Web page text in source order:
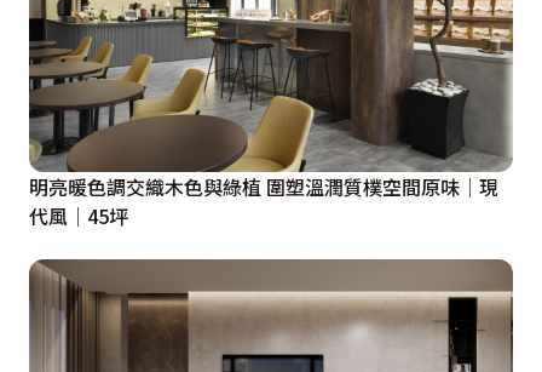
明亮暖色調交織木色與綠植 圍塑溫潤質樸空間原味│現
代風│45坪